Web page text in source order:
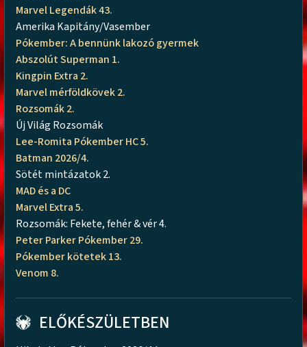
Marvel Legendák 43.
Amerika Kapitány/Vasember
Pókember: A bennünk lakozó gyermek
Abszolút Superman 1.
Kingpin Extra 2.
Marvel mérföldkövek 2.
Rozsomák 2.
Új Világ Rozsomák
Lee-Romita Pókember HC 5.
Batman 2026/4.
Sötét mintázatok 2.
MAD és a DC
Marvel Extra 5.
Rozsomák: Fekete, fehér & vér 4.
Peter Parker Pókember 29.
Pókember kötetek 13.
Venom 8.
ELŐKÉSZÜLETBEN